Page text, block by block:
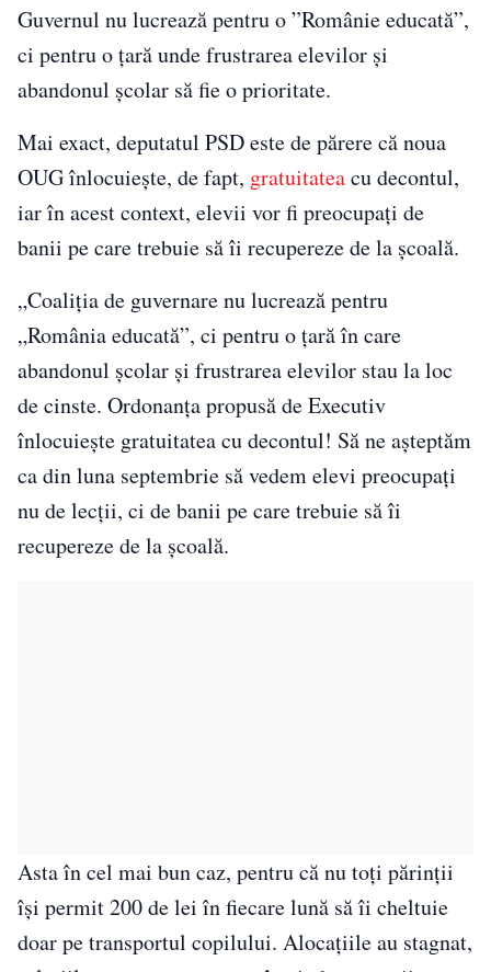
Guvernul nu lucrează pentru o ”Românie educată”,
ci pentru o țară unde frustrarea elevilor și
abandonul școlar să fie o prioritate.
Mai exact, deputatul PSD este de părere că noua
OUG înlocuiește, de fapt, gratuitateacu decontul,
iar în acest context, elevii vor fi preocupați de
banii pe care trebuie să îi recupereze de la școală.
„Coaliția de guvernare nu lucrează pentru
„România educată”, ci pentru o țară în care
abandonul școlar și frustrarea elevilor stau la loc
de cinste. Ordonanța propusă de Executiv
înlocuiește gratuitatea cu decontul! Să ne așteptăm
ca din luna septembrie să vedem elevi preocupați
nu de lecții, ci de banii pe care trebuie să îi
recupereze de la școală.
Asta în cel mai bun caz, pentru că nu toți părinții
își permit 200 de lei în fiecare lună să îi cheltuie
doar pe transportul copilului. Alocațiile au stagnat,